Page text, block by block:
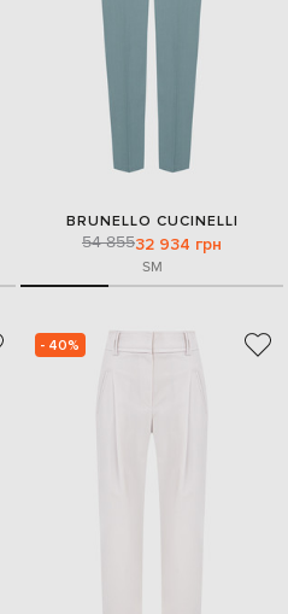
BRUNELLO CUCINELLI
54 85532 934 грн
SM
- 40%